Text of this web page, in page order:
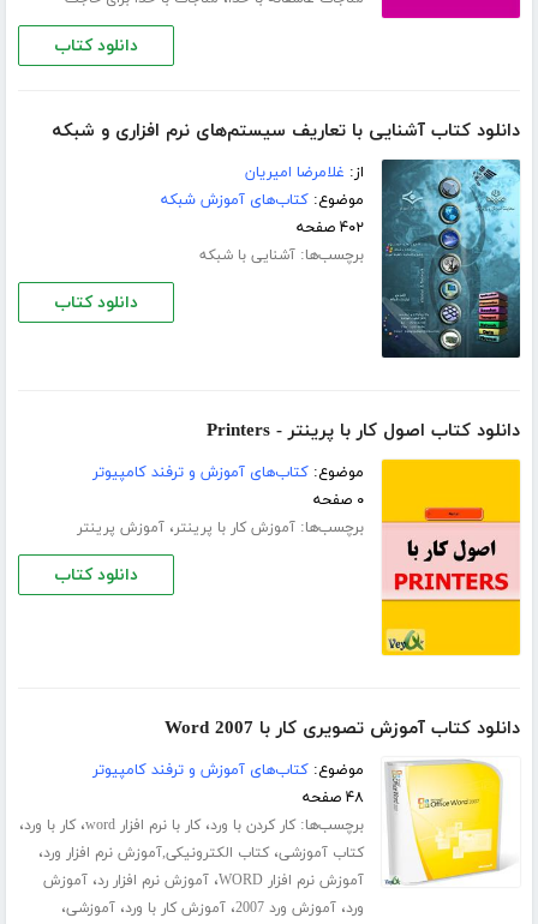
دانلود کتاب
دانلود کتاب آشنایی با تعاریف سیستم‌های نرم افزاری و شبکه
از: غلامرضا امیریان
موضوع:کتاب‌های آموزش شبکه
۴۰۲ صفحه
برچسب‌ها:آشنایی با شبکه
دانلود کتاب
دانلود کتاب اصول کار با پرینتر - Printers
موضوع:کتاب‌های آموزش و ترفند کامپیوتر
۰ صفحه
برچسب‌ها:آموزش کار با پرینتر،آموزش پرینتر
دانلود کتاب
دانلود کتاب آموزش تصویری کار با Word 2007
موضوع:کتاب‌های آموزش و ترفند کامپیوتر
۴۸ صفحه
برچسب‌ها:کار کردن با ورد،کار با نرم افزار word ،کار با ورد،
کتاب آموزشی،کتاب الکترونیکی,آموزش نرم افزار ورد،
آموزش نرم افزار WORD ،آموزش نرم افزار رد،آموزش
ورد،آموزش ورد 2007 ،آموزش کار با ورد،آموزشی،